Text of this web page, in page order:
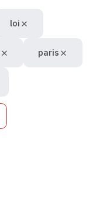
loi
paris